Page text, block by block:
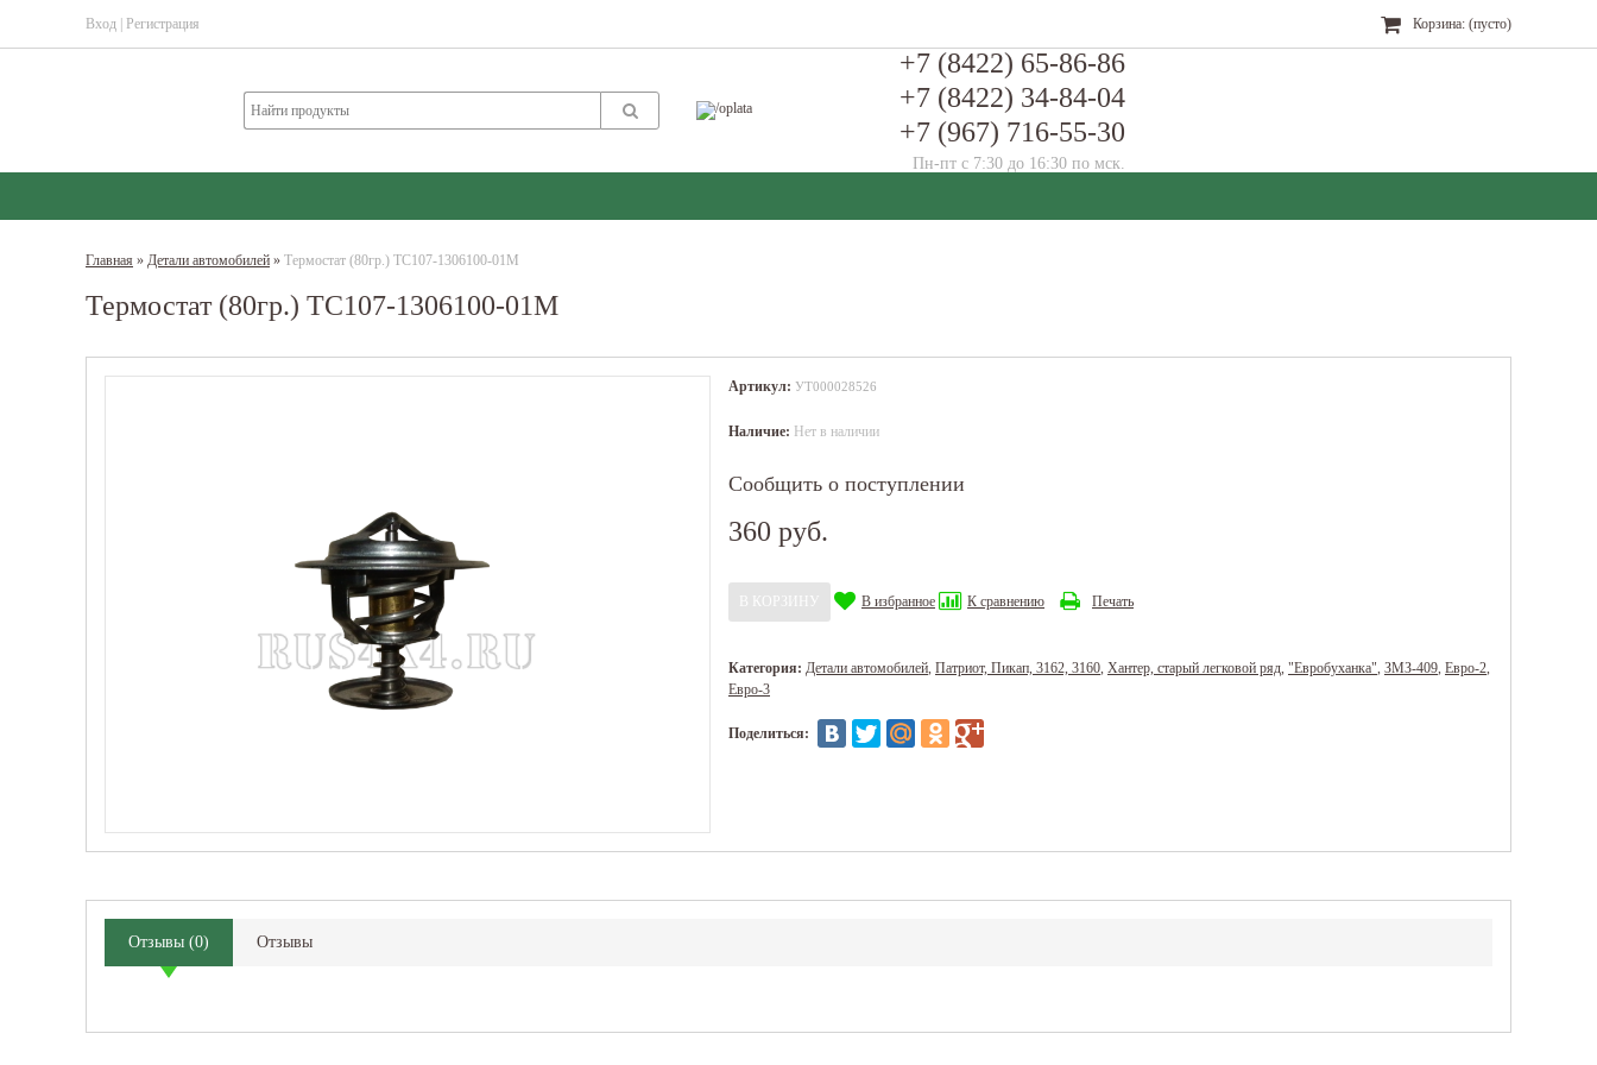
Вход Регистрация Корзина: (пусто)
+7 (8422) 65-86-86
+7 (8422) 34-84-04
+7 (967) 716-55-30
Пн-пт с 7:30 до 16:30 по мск.
Главная » Детали автомобилей » Термостат (80гр.) ТС107-1306100-01М
Термостат (80гр.) ТС107-1306100-01М
Артикул: УТ000028526
Наличие: Нет в наличии
Сообщить о поступлении
360 руб.
В избранное К сравнению Печать
Категория: Детали автомобилей Патриот, Пикап, 3162, 3160 Хантер, старый легковой ряд "Евробуханка" ЗМЗ-409 Евро-2
Евро-3
Поделиться:
Отзывы (0) Отзывы